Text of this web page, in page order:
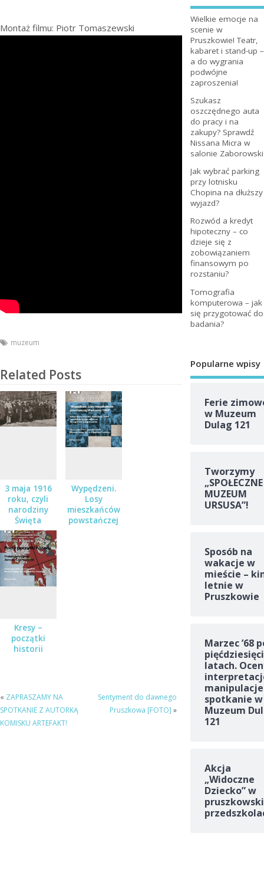
Montaż filmu: Piotr Tomaszewski
muzeum
Related Posts
3 maja 1916
roku, czyli
narodziny
Święta
Narodowego.
Zapraszamy!
Wypędzeni.
Losy
mieszkańców
powstańczej
Kresy –
początki
historii
« ZAPRASZAMY NA
SPOTKANIE Z AUTORKĄ
KOMISKU ARTEFAKT!
Sentyment do dawnego
Pruszkowa [FOTO] »
Wielkie emocje na
scenie w
Pruszkowie! Teatr,
kabaret i stand-up –
a do wygrania
podwójne
zaproszenia!
Szukasz
oszczędnego auta
do pracy i na
zakupy? Sprawdź
Nissana Micra w
salonie Zaborowski
Jak wybrać parking
przy lotnisku
Chopina na dłuższy
wyjazd?
Rozwód a kredyt
hipoteczny – co
dzieje się z
zobowiązaniem
finansowym po
rozstaniu?
Tomografia
komputerowa – jak
się przygotować do
badania?
Popularne wpisy
Ferie
w Muzeum
Dulag 121
Tworzymy
„SPOŁECZNE
MUZEUM
URSUSA”!
Sposób na
wakacje w
mieście –
letnie w
Pruszkowie
Marzec ’68
latach.
spotkanie w
Muzeum
121
Akcja
„Widoczne
Dziecko” w